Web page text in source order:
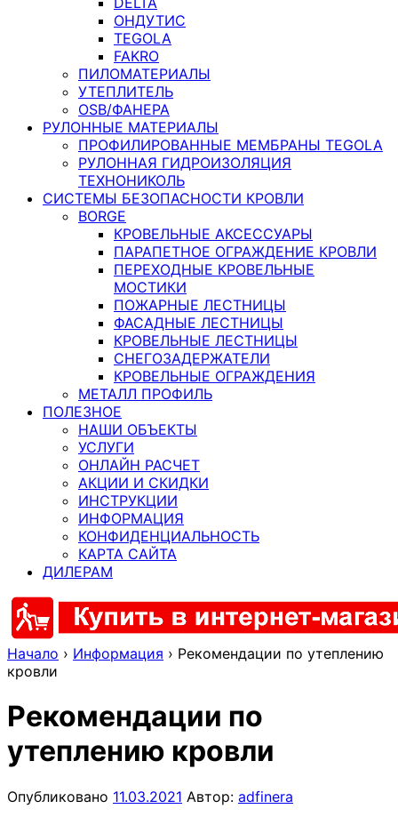
ОНДУТИС
TEGOLA
FAKRO
ПИЛОМАТЕРИАЛЫ
УТЕПЛИТЕЛЬ
OSB/ФАНЕРА
РУЛОННЫЕ МАТЕРИАЛЫ
ПРОФИЛИРОВАННЫЕ МЕМБРАНЫ TEGOLA
РУЛОННАЯ ГИДРОИЗОЛЯЦИЯ
ТЕХНОНИКОЛЬ
СИСТЕМЫ БЕЗОПАСНОСТИ КРОВЛИ
BORGE
КРОВЕЛЬНЫЕ АКСЕССУАРЫ
ПАРАПЕТНОЕ ОГРАЖДЕНИЕ КРОВЛИ
ПЕРЕХОДНЫЕ КРОВЕЛЬНЫЕ
МОСТИКИ
ПОЖАРНЫЕ ЛЕСТНИЦЫ
ФАСАДНЫЕ ЛЕСТНИЦЫ
КРОВЕЛЬНЫЕ ЛЕСТНИЦЫ
СНЕГОЗАДЕРЖАТЕЛИ
КРОВЕЛЬНЫЕ ОГРАЖДЕНИЯ
МЕТАЛЛ ПРОФИЛЬ
ПОЛЕЗНОЕ
НАШИ ОБЪЕКТЫ
УСЛУГИ
ОНЛАЙН РАСЧЕТ
АКЦИИ И СКИДКИ
ИНСТРУКЦИИ
ИНФОРМАЦИЯ
КОНФИДЕНЦИАЛЬНОСТЬ
КАРТА САЙТА
ДИЛЕРАМ
Начало › Информация › Рекомендации по утеплению
кровли
Рекомендации по
утеплению кровли
Опубликовано 11.03.2021 Автор: adfinera